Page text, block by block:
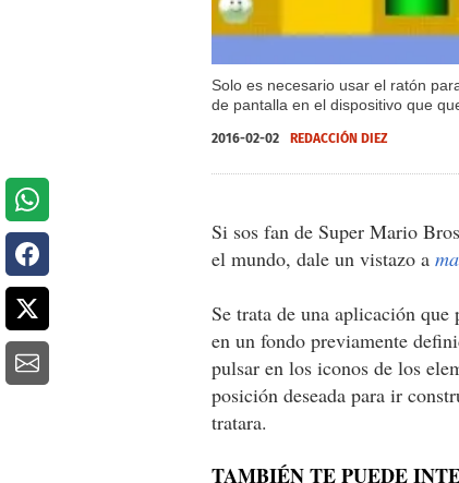
Solo es necesario usar el ratón
de pantalla en el dispositivo que
2016-02-02 REDACCIÓN DIEZ
Si sos fan de Super Mario
el mundo, dale un vistazo a
Se trata de una aplicación
en un fondo previamente
pulsar en los iconos de los
posición deseada para ir
tratara.
TAMBIÉN TE PUEDE